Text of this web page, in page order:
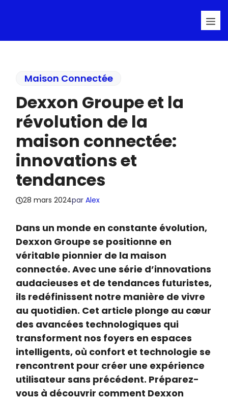
Maison Connectée
Dexxon Groupe et la
révolution de la
maison connectée:
innovations et
tendances
28 mars 2024parAlex
Dans un monde en constante évolution,
Dexxon Groupe se positionne en
véritable pionnier de la maison
connectée. Avec une série d’innovations
audacieuses et de tendances futuristes,
ils redéfinissent notre manière de vivre
au quotidien. Cet article plonge au cœur
des avancées technologiques qui
transforment nos foyers en espaces
intelligents, où confort et technologie se
rencontrent pour créer une expérience
utilisateur sans précédent. Préparez-
vous à découvrir comment Dexxon